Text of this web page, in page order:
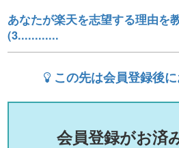
あなたが楽天を志望する理由を
(3............
この先は会員登録後
会員登録がお済